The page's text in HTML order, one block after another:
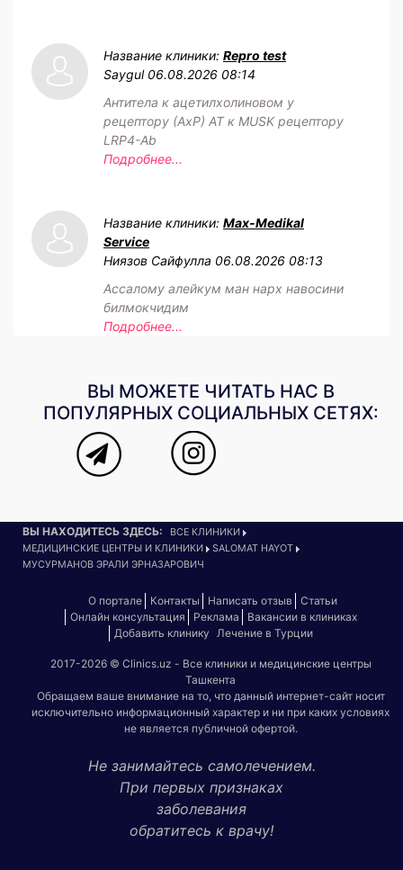
Название клиники: Repro test
Saygul 06.08.2026 08:14
Антитела к ацетилхолиновом у
рецептору (АхР) АТ к MUSK рецептору
LRP4-Ab
Подробнее...
Название клиники: Max-Medikal
Service
Ниязов Сайфулла 06.08.2026 08:13
Ассалому алейкум ман нарх навосини
билмокчидим
Подробнее...
ВЫ МОЖЕТЕ ЧИТАТЬ НАС В
ПОПУЛЯРНЫХ СОЦИАЛЬНЫХ СЕТЯХ:
ВЫ НАХОДИТЕСЬ ЗДЕСЬ:
ВСЕ КЛИНИКИ
МЕДИЦИНСКИЕ ЦЕНТРЫ И КЛИНИКИ
SALOMAT HAYOT
МУСУРМАНОВ ЭРАЛИ ЭРНАЗАРОВИЧ
О портале Контакты Написать отзыв
Статьи
Онлайн консультация
Реклама
Вакансии в клиниках
Добавить клинику
Лечение в Турции
2017-2026 © Clinics.uz - Все клиники и медицинские центры
Ташкента
Обращаем ваше внимание на то, что данный интернет-сайт носит
исключительно информационный характер и ни при каких условиях
не является публичной офертой.
Не занимайтесь самолечением.
При первых признаках
заболевания
обратитесь к врачу!